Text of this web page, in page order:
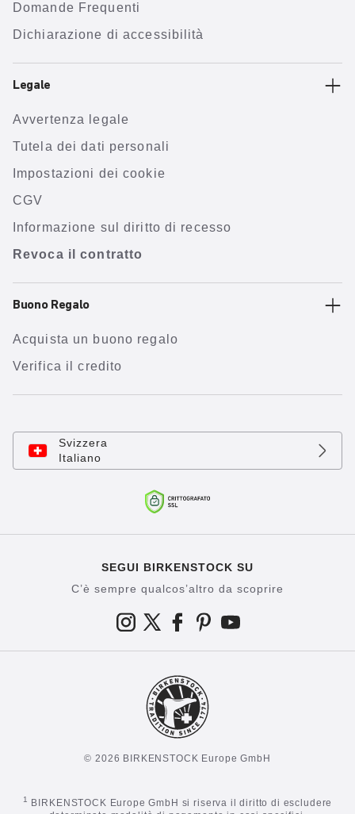
Domande Frequenti
Dichiarazione di accessibilità
Legale
Avvertenza legale
Tutela dei dati personali
Impostazioni dei cookie
CGV
Informazione sul diritto di recesso
Revoca il contratto
Buono Regalo
Acquista un buono regalo
Verifica il credito
Svizzera
Italiano
SEGUI BIRKENSTOCK SU
C’è sempre qualcos’altro da scoprire
© 2026 BIRKENSTOCK Europe GmbH
1
BIRKENSTOCK Europe GmbH si riserva il diritto di escludere